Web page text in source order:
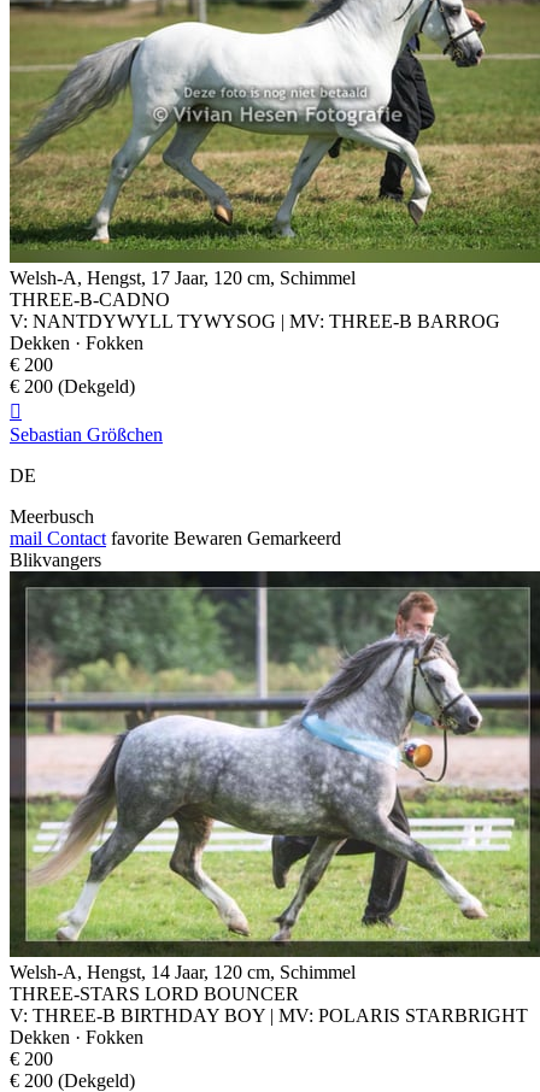
Welsh-A, Hengst, 17 Jaar, 120 cm, Schimmel
THREE-B-CADNO
V: NANTDYWYLL TYWYSOG | MV: THREE-B BARROG
Dekken · Fokken
€ 200
€ 200 (Dekgeld)

Sebastian Größchen
DE
Meerbusch
mail Contact favorite Bewaren Gemarkeerd
Blikvangers
Welsh-A, Hengst, 14 Jaar, 120 cm, Schimmel
THREE-STARS LORD BOUNCER
V: THREE-B BIRTHDAY BOY | MV: POLARIS STARBRIGHT
Dekken · Fokken
€ 200
€ 200 (Dekgeld)